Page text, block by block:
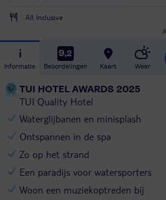
All Inclusive
Informatie
9,2
Beoordelingen Kaart Weer
TUI HOTEL AWARDS 2025
TUI Quality Hotel
Waterglijbanen en minisplash
Ontspannen in de spa
Zo op het strand
Een paradijs voor watersporters
Woon een muziekoptreden bij